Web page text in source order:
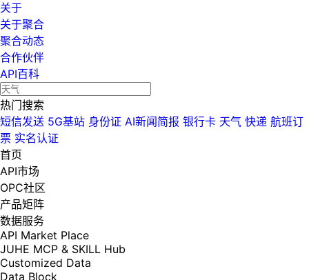
关于
关于聚合
聚合动态
合作伙伴
API百科
热门搜索
短信发送 5G基站 身份证 AI新闻简报 银行卡 天气 快递 航班订
票 实名认证
首页
API市场
OPC社区
产品矩阵
数据服务
API Market Place
JUHE MCP & SKILL Hub
Customized Data
Data Block